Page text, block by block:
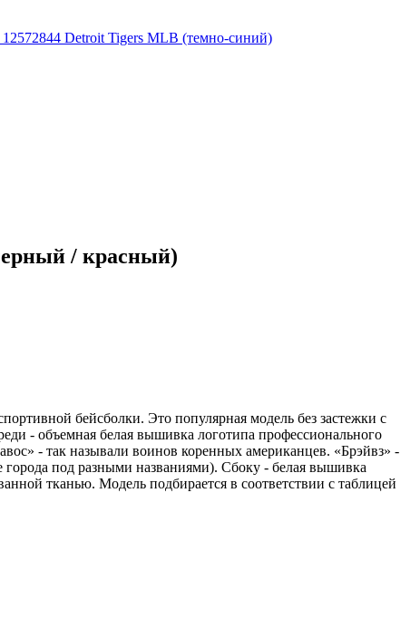
Detroit Tigers MLB (темно-синий)
/ красный)
бейсболки. Это популярная модель без застежки с
- объемная белая вышивка логотипа профессионального
- так называли воинов коренных американцев. «Брэйвз» -
под разными названиями). Сбоку - белая вышивка
тканью. Модель подбирается в соответствии с таблицей